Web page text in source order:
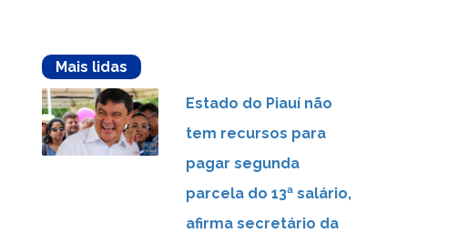
Mais lidas
Estado do Piauí não
tem recursos para
pagar segunda
parcela do 13ª salário,
afirma secretário da